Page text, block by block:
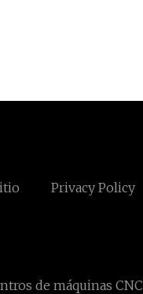
Privacy Policy
de máquinas CNC